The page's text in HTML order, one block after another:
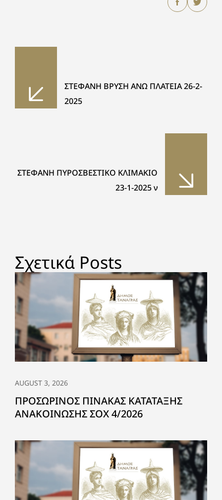
ΣΤΕΦΑΝΗ ΒΡΥΣΗ ΑΝΩ ΠΛΑΤΕΙΑ 26-2-
2025
ΣΤΕΦΑΝΗ ΠΥΡΟΣΒΕΣΤΙΚΟ ΚΛΙΜΑΚΙΟ
23-1-2025 ν
Σχετικά Posts
AUGUST 3, 2026
ΠΡΟΣΩΡΙΝΟΣ ΠΙΝΑΚΑΣ ΚΑΤΑΤΑΞΗΣ
ΑΝΑΚΟΙΝΩΣΗΣ ΣΟΧ 4/2026